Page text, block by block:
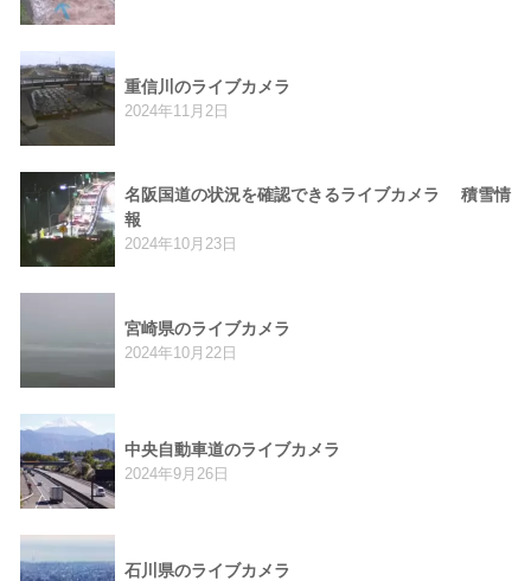
重信川のライブカメラ
2024年11月2日
名阪国道の状況を確認できるライブカメラ 積雪情
報
2024年10月23日
宮崎県のライブカメラ
2024年10月22日
中央自動車道のライブカメラ
2024年9月26日
石川県のライブカメラ